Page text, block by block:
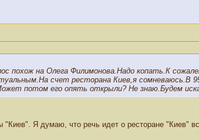
похож на Олега Филимонова.Надо копать.К
счет ресторана Киев,я сомневаюсь.В
потом его опять открыли? Не знаю.Будем
Я думаю, что речь идет о ресторане "Киев"